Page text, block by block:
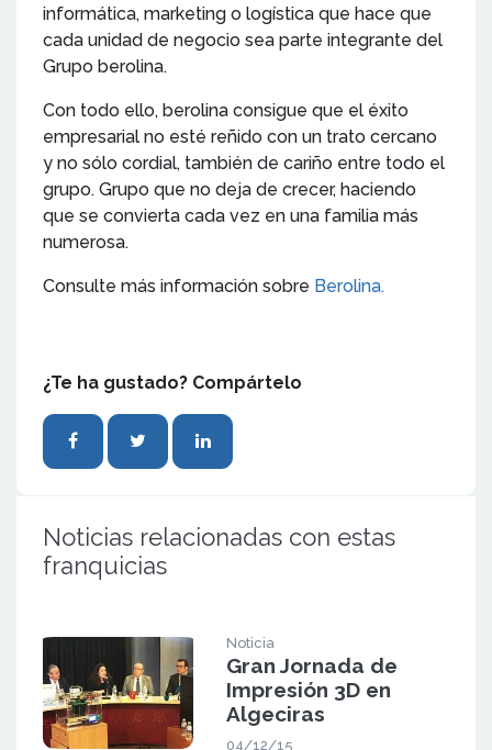
informática, marketing o logística que hace que
cada unidad de negocio sea parte integrante del
Grupo berolina.
Con todo ello, berolina consigue que el éxito
empresarial no esté reñido con un trato cercano
y no sólo cordial, también de cariño entre todo el
grupo. Grupo que no deja de crecer, haciendo
que se convierta cada vez en una familia más
numerosa.
Consulte más información sobre Berolina.
¿Te ha gustado? Compártelo
Noticias relacionadas con estas
franquicias
Noticia
Gran Jornada de
Impresión 3D en
Algeciras
04/12/15